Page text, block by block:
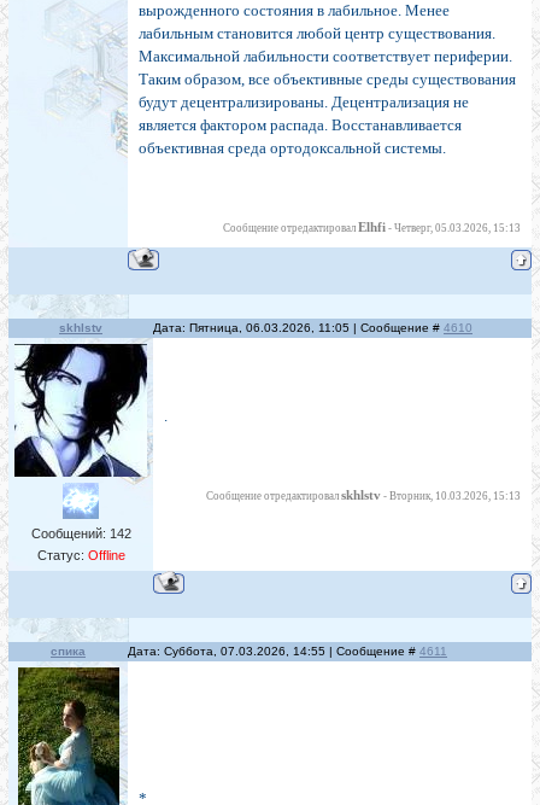
вырожденного состояния в лабильное. Менее
лабильным становится любой центр существования.
Максимальной лабильности соответствует периферии.
Таким образом, все объективные среды существования
будут децентрализированы. Децентрализация не
является фактором распада. Восстанавливается
объективная среда ортодоксальной системы.
Сообщение отредактировал Elhfi - Четверг, 05.03.2026, 15:13
skhlstv Дата: Пятница, 06.03.2026, 11:05 | Сообщение # 4610
Сообщений: 142
Статус: Offline
.
Сообщение отредактировал skhlstv - Вторник, 10.03.2026, 15:13
спика Дата: Суббота, 07.03.2026, 14:55 | Сообщение # 4611
*